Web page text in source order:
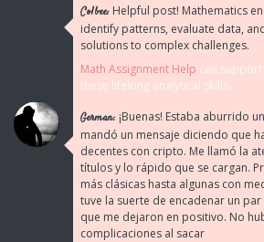
Colbee: Helpful post! Mathematics
identify patterns, evaluate data,
solutions to complex challenges.
Math Assignment Help can
these lifelong analytical skills.
German: ¡Buenas! Estaba aburrido
mandó un mensaje diciendo que
decentes con cripto. Me llamó la
títulos y lo rápido que se cargan.
más clásicas hasta algunas con
tuve la suerte de encadenar un
que me dejaron en positivo. No
complicaciones al sacar